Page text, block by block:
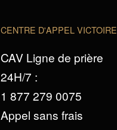
CENTRE D'APPEL VICTOIRE
CAV Ligne de prière
24H/7 :
1 877 279 0075
Appel sans frais